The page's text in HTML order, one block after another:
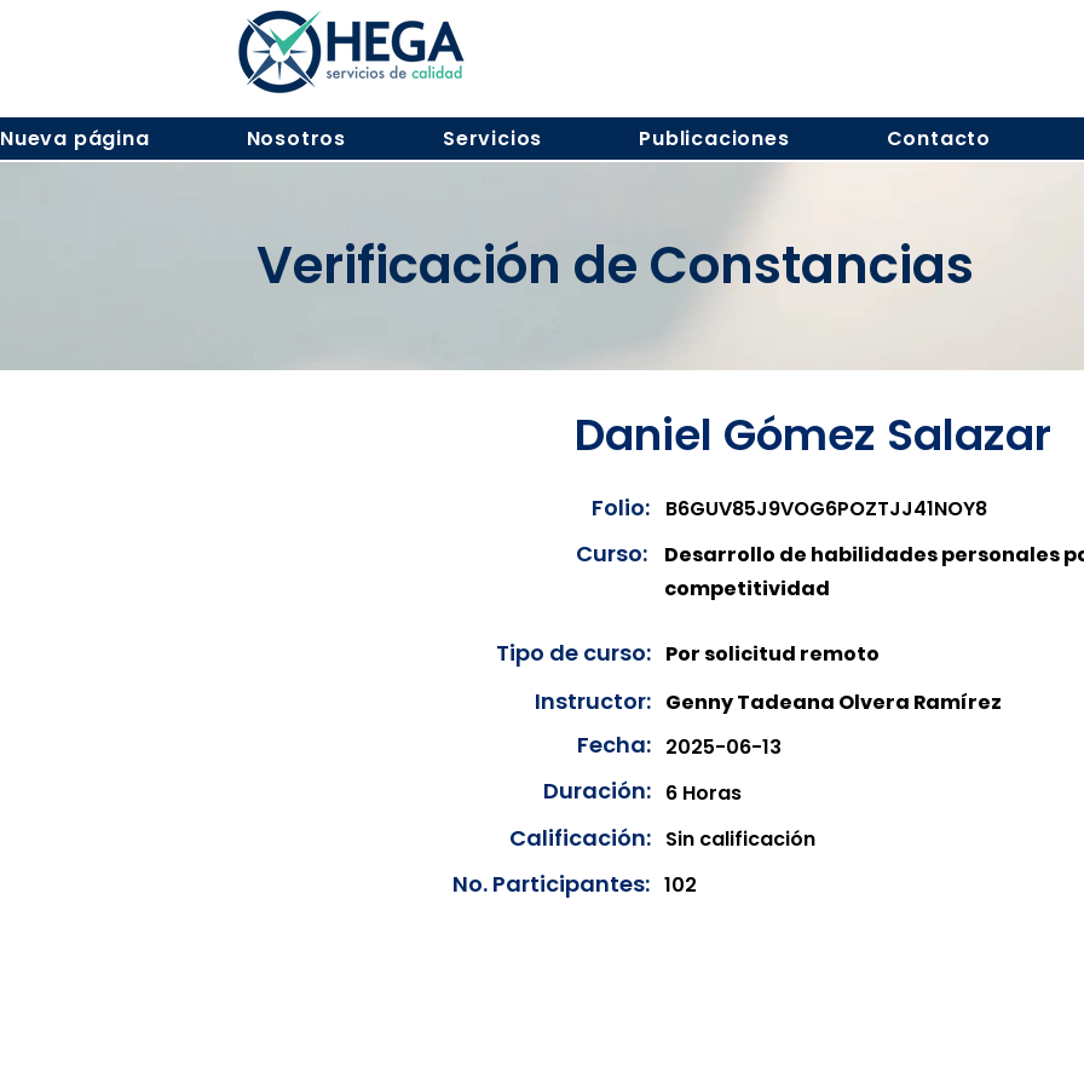
Nueva página Nosotros Servicios Publicaciones Contacto
Verificación de Constancias
Daniel Gómez Salazar
Folio: B6GUV85J9VOG6POZTJJ41NOY8
Curso:
Desarrollo de habilidades personales
competitividad
Tipo de curso: Por solicitud remoto
Instructor: Genny Tadeana Olvera Ramírez
Fecha: 2025-06-13
Duración: 6 Horas
Calificación: Sin calificación
No. Participantes: 102